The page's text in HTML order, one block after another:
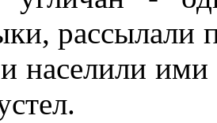
населили